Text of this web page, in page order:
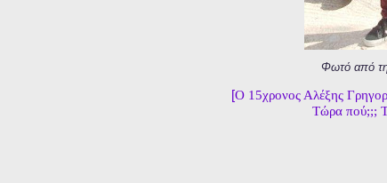
Φωτό από
[Ο 15χρονος Αλέξης
Τώρα πού;;;